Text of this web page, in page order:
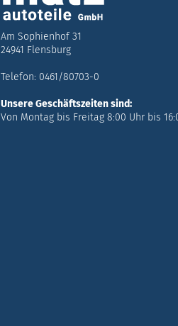
Am Sophienhof 31
24941 Flensburg
Telefon: 0461/80703-0
Unsere Geschäftszeiten sind:
Von Montag bis Freitag 8:00 Uhr bis